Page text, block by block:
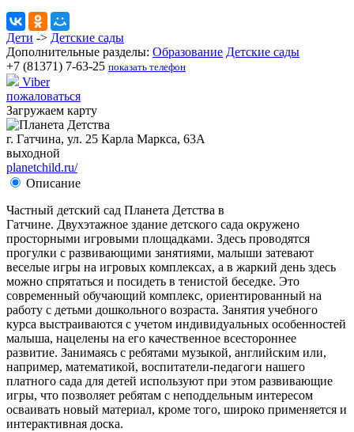
Дети -> Детские сады
Дополнительные разделы: Образование Детские сады
+7 (81371) 7-63-25 показать телефон
Viber
пожаловаться
Загружаем карту
г. Гатчина, ул. 25 Карла Маркса, 63А
выходной
planetchild.ru/
Описание
Частный детский сад Планета Детства в
Гатчине. Двухэтажное здание детского сада окружено
просторными игровыми площадками. Здесь проводятся
прогулки с развивающими занятиями, малыши затевают
веселые игры на игровых комплексах, а в жаркий день здесь
можно спрятаться и посидеть в тенистой беседке. Это
современный обучающий комплекс, ориентированный на
работу с детьми дошкольного возраста. Занятия учебного
курса выстраиваются с учетом индивидуальных особенностей
малыша, нацелены на его качественное всестороннее
развитие. Занимаясь с ребятами музыкой, английским или,
например, математикой, воспитатели-педагоги нашего
платного сада для детей используют при этом развивающие
игры, что позволяет ребятам с неподдельным интересом
осваивать новый материал, кроме того, широко применяется и
интерактивная доска.